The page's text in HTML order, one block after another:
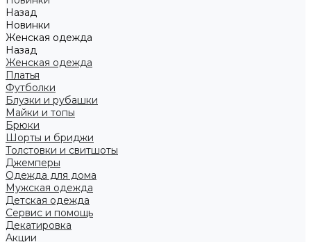
Назад
Новинки
Женская одежда
Назад
Женская одежда
Платья
Футболки
Блузки и рубашки
Майки и топы
Брюки
Шорты и бриджи
Толстовки и свитшоты
Джемперы
Одежда для дома
Мужская одежда
Детская одежда
Сервис и помощь
Декатировка
Акции